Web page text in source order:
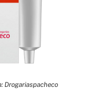
Drogariaspacheco